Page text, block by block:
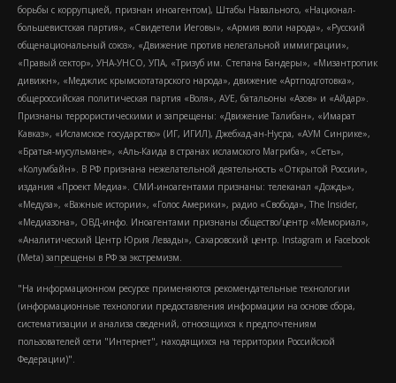
борьбы с коррупцией, признан иноагентом), Штабы Навального, «Национал-
большевистская партия», «Свидетели Иеговы», «Армия воли народа», «Русский
общенациональный союз», «Движение против нелегальной иммиграции»,
«Правый сектор», УНА-УНСО, УПА, «Тризуб им. Степана Бандеры», «Мизантропик
дивижн», «Меджлис крымскотатарского народа», движение «Артподготовка»,
общероссийская политическая партия «Воля», АУЕ, батальоны «Азов» и «Айдар».
Признаны террористическими и запрещены: «Движение Талибан», «Имарат
Кавказ», «Исламское государство» (ИГ, ИГИЛ), Джебхад-ан-Нусра, «АУМ Синрике»,
«Братья-мусульмане», «Аль-Каида в странах исламского Магриба», «Сеть»,
«Колумбайн». В РФ признана нежелательной деятельность «Открытой России»,
издания «Проект Медиа». СМИ-иноагентами признаны: телеканал «Дождь»,
«Медуза», «Важные истории», «Голос Америки», радио «Свобода», The Insider,
«Медиазона», ОВД-инфо. Иноагентами признаны общество/центр «Мемориал»,
«Аналитический Центр Юрия Левады», Сахаровский центр. Instagram и Facebook
(Metа) запрещены в РФ за экстремизм.
"На информационном ресурсе применяются рекомендательные технологии
(информационные технологии предоставления информации на основе сбора,
систематизации и анализа сведений, относящихся к предпочтениям
пользователей сети "Интернет", находящихся на территории Российской
Федерации)".